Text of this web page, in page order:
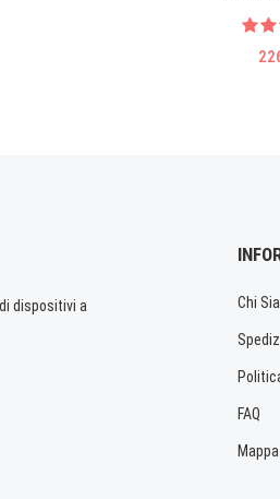
dispositivi a
Chi
FAQ